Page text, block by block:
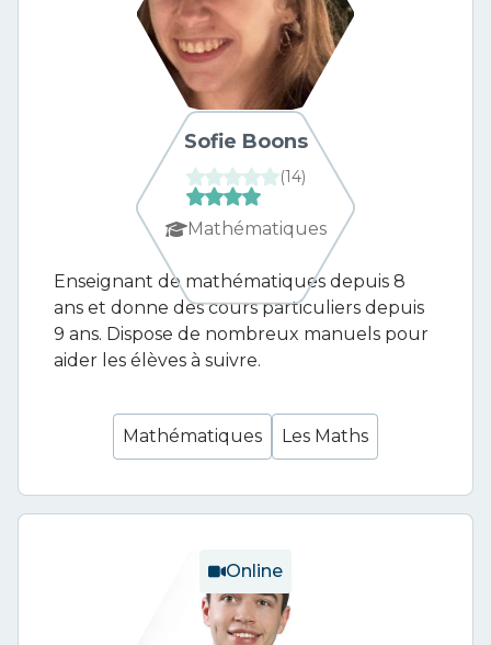
Sofie Boons
(14)
Mathématiques
Enseignant de mathématiques depuis 8
ans et donne des cours particuliers depuis
9 ans. Dispose de nombreux manuels pour
aider les élèves à suivre.
Mathématiques Les Maths
Online